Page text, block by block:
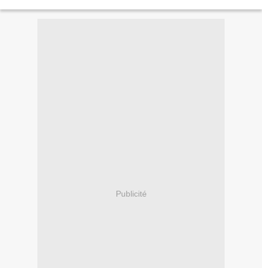
Publicité